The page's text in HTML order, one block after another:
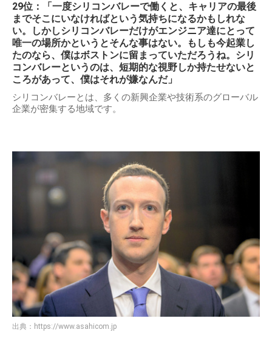
29位：「一度シリコンバレーで働くと、キャリアの最後
までそこにいなければという気持ちになるかもしれな
い。しかしシリコンバレーだけがエンジニア達にとって
唯一の場所かというとそんな事はない。もしも今起業し
たのなら、僕はボストンに留まっていただろうね。シリ
コンバレーというのは、短期的な視野しか持たせないと
ころがあって、僕はそれが嫌なんだ」
シリコンバレーとは、多くの新興企業や技術系のグローバル
企業が密集する地域です。
出典： https://www.asahicom.jp